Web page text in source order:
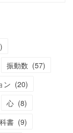
)
振動数 (57)
ン (20)
心 (8)
書 (9)